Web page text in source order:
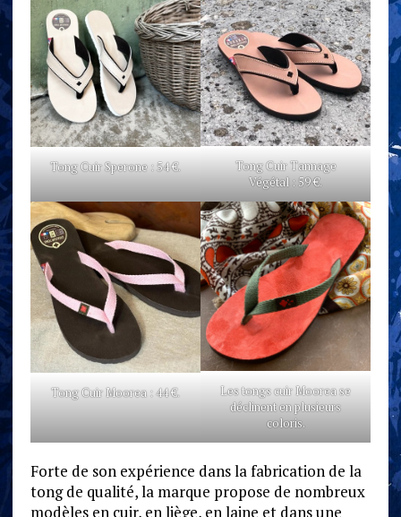
Tong Cuir Sperone : 54 €.
Tong Cuir Tannage
Végétal : 59 €.
Tong Cuir Moorea : 44 €.
Les tongs cuir Moorea se
déclinent en plusieurs
coloris.
Forte de son expérience dans la fabrication de la
tong de qualité, la marque propose de nombreux
modèles en cuir, en liège, en laine et dans une